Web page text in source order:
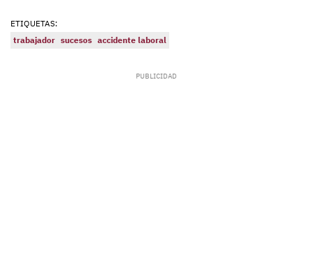
ETIQUETAS:
trabajador sucesos accidente laboral